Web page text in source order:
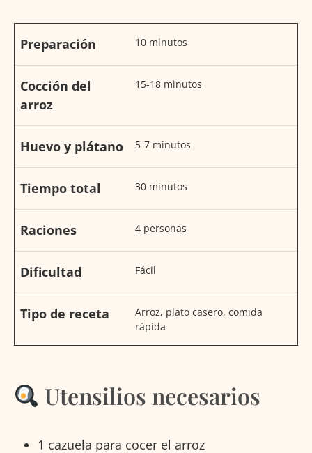
Preparación 10 minutos
Cocción del
arroz
15-18 minutos
Huevo y plátano 5-7 minutos
Tiempo total 30 minutos
Raciones 4 personas
Dificultad Fácil
Tipo de receta
Arroz, plato casero, comida
rápida
Utensilios necesarios
1 cazuela para cocer el arroz